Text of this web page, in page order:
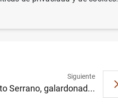
Siguiente
Serrano, galardonad...